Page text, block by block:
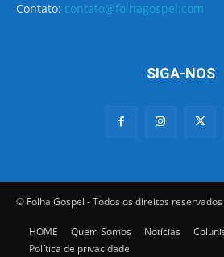
Contato: contato@folhagospel.com
SIGA-NOS
© Folha Gospel - Todos os direitos reservados
HOME Quem Somos Notícias
Política de privacidade